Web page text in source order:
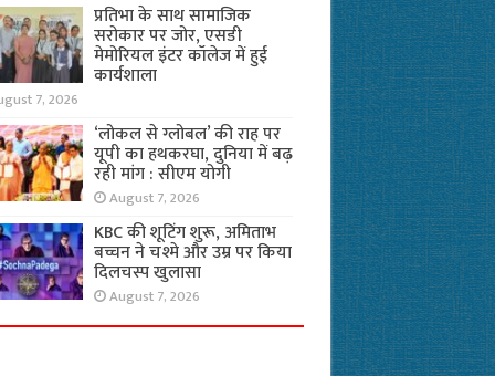
प्रतिभा के साथ सामाजिक
सरोकार पर जोर, एसडी
मेमोरियल इंटर कॉलेज में हुई
कार्यशाला
7, 2026
‘लोकल से ग्लोबल’ की राह पर
यूपी का हथकरघा, दुनिया में बढ़
रही मांग : सीएम योगी
August 7, 2026
KBC की शूटिंग शुरू, अमिताभ
बच्चन ने चश्मे और उम्र पर किया
दिलचस्प खुलासा
August 7, 2026